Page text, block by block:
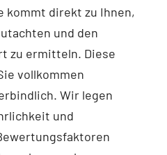
kommt direkt zu Ihnen,
und den
zu ermitteln. Diese
vollkommen
Wir legen
und